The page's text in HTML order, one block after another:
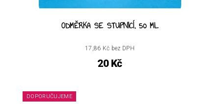
ODMĚRKA SE STUPNICÍ, 50 ML
17,86 Kč bez DPH
20 Kč
DOPORUČUJEME